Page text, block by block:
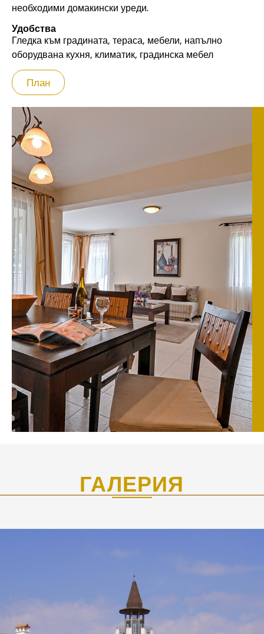
необходими домакински уреди.
Удобства
Гледка към градината, тераса, мебели, напълно
оборудвана кухня, климатик, градинска мебел
План
ГАЛЕРИЯ